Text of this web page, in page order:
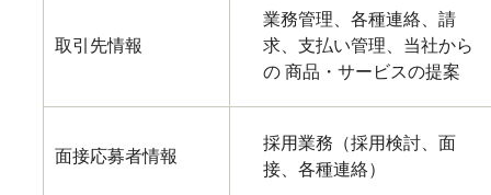
取引先情報
業務管理、各種連絡、請
求、支払い管理、当社から
の 商品・サービスの提案
面接応募者情報
採用業務（採用検討、面
接、各種連絡）